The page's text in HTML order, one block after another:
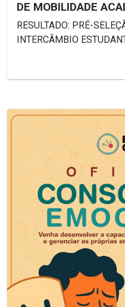
DE MOBILIDADE
ESTUDANTIL
RESULTADO: PRÉ-
INTERCÂMBIO